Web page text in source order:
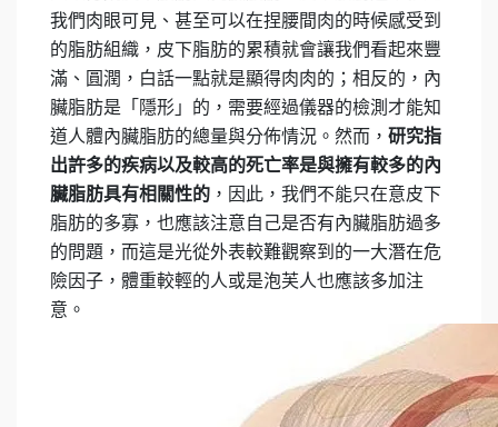
我們肉眼可見、甚至可以在捏腰間肉的時候感受到
的脂肪組織，皮下脂肪的累積就會讓我們看起來豐
滿、圓潤，白話一點就是顯得肉肉的；相反的，內
臟脂肪是「隱形」的，需要經過儀器的檢測才能知
道人體內臟脂肪的總量與分佈情況。然而， 研究指
出許多的疾病以及較高的死亡率是與擁有較多的內
臟脂肪具有相關性的 ，因此，我們不能只在意皮下
脂肪的多寡，也應該注意自己是否有內臟脂肪過多
的問題，而這是光從外表較難觀察到的一大潛在危
險因子，體重較輕的人或是泡芙人也應該多加注
意。